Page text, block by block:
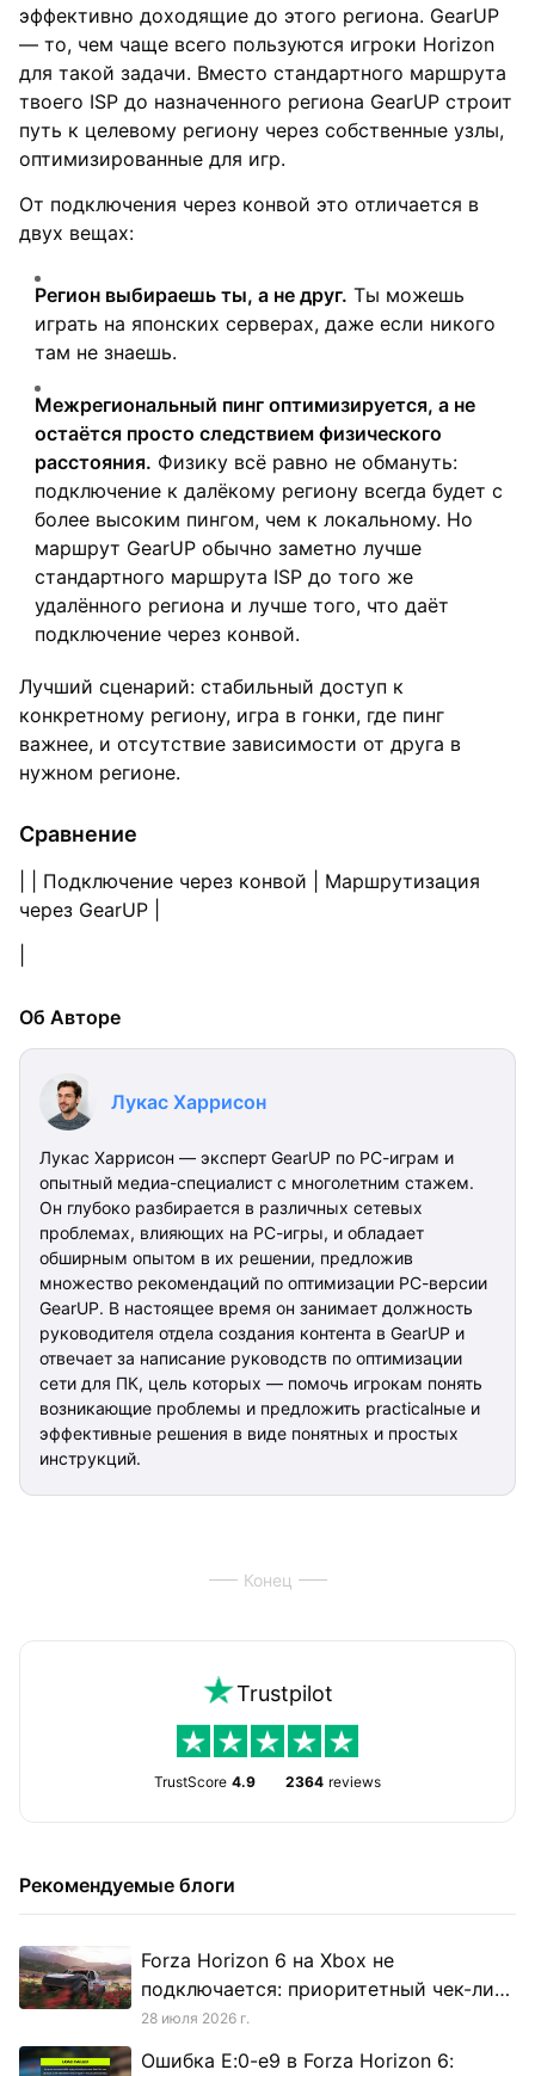
эффективно доходящие до этого региона. GearUP
— то, чем чаще всего пользуются игроки Horizon
для такой задачи. Вместо стандартного маршрута
твоего ISP до назначенного региона GearUP строит
путь к целевому региону через собственные узлы,
оптимизированные для игр.
От подключения через конвой это отличается в
двух вещах:
Регион выбираешь ты, а не друг. Ты можешь
играть на японских серверах, даже если никого
там не знаешь.
Межрегиональный пинг оптимизируется, а не
остаётся просто следствием физического
расстояния. Физику всё равно не обмануть:
подключение к далёкому региону всегда будет с
более высоким пингом, чем к локальному. Но
маршрут GearUP обычно заметно лучше
стандартного маршрута ISP до того же
удалённого региона и лучше того, что даёт
подключение через конвой.
Лучший сценарий: стабильный доступ к
конкретному региону, игра в гонки, где пинг
важнее, и отсутствие зависимости от друга в
нужном регионе.
Сравнение
| | Подключение через конвой | Маршрутизация
через GearUP |
Об Авторе
Лукас Харрисон
Лукас Харрисон — эксперт GearUP по PC-играм и
опытный медиа-специалист с многолетним стажем.
Он глубоко разбирается в различных сетевых
проблемах, влияющих на PC-игры, и обладает
обширным опытом в их решении, предложив
множество рекомендаций по оптимизации PC-версии
GearUP. В настоящее время он занимает должность
руководителя отдела создания контента в GearUP и
отвечает за написание руководств по оптимизации
сети для ПК, цель которых — помочь игрокам понять
возникающие проблемы и предложить practicalные и
эффективные решения в виде понятных и простых
инструкций.
Конец
Trustpilot
TrustScore 4.9 2364 reviews
Рекомендуемые блоги
Forza Horizon 6 на Xbox не
подключается: приоритетный чек-лист
для Horizon Life и сетевой игры
28 июля 2026 г.
Ошибка E:0-e9 в Forza Horizon 6: